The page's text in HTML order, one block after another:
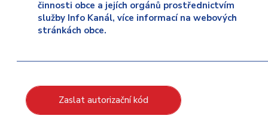
činnosti obce a jejích orgánů prostřednictvím
služby Info Kanál, více informací na webových
stránkách obce.
Zaslat autorizační kód